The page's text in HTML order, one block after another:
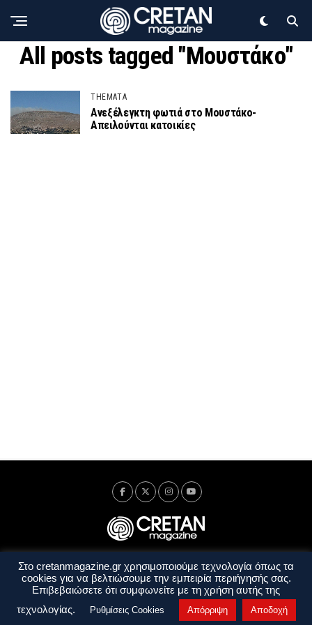
All posts tagged "Μουστάκο"
THEMATA
Ανεξέλεγκτη φωτιά στο Μουστάκο-
Απειλούνται κατοικίες
Ταυτότητα Πολιτική Απορρήτου
Όροι Χρήσης
Όροι και Προϋποθέσεις
Στο cretanmagazine.gr χρησιμοποιούμε τεχνολογία όπως τα
cookies για να βελτιώσουμε την εμπειρία περιήγησής σας.
Επιβεβαιώσετε ότι συμφωνείτε με τη χρήση αυτής της
τεχνολογίας.
Ρυθμίσεις Cookies Απόρριψη Αποδοχή